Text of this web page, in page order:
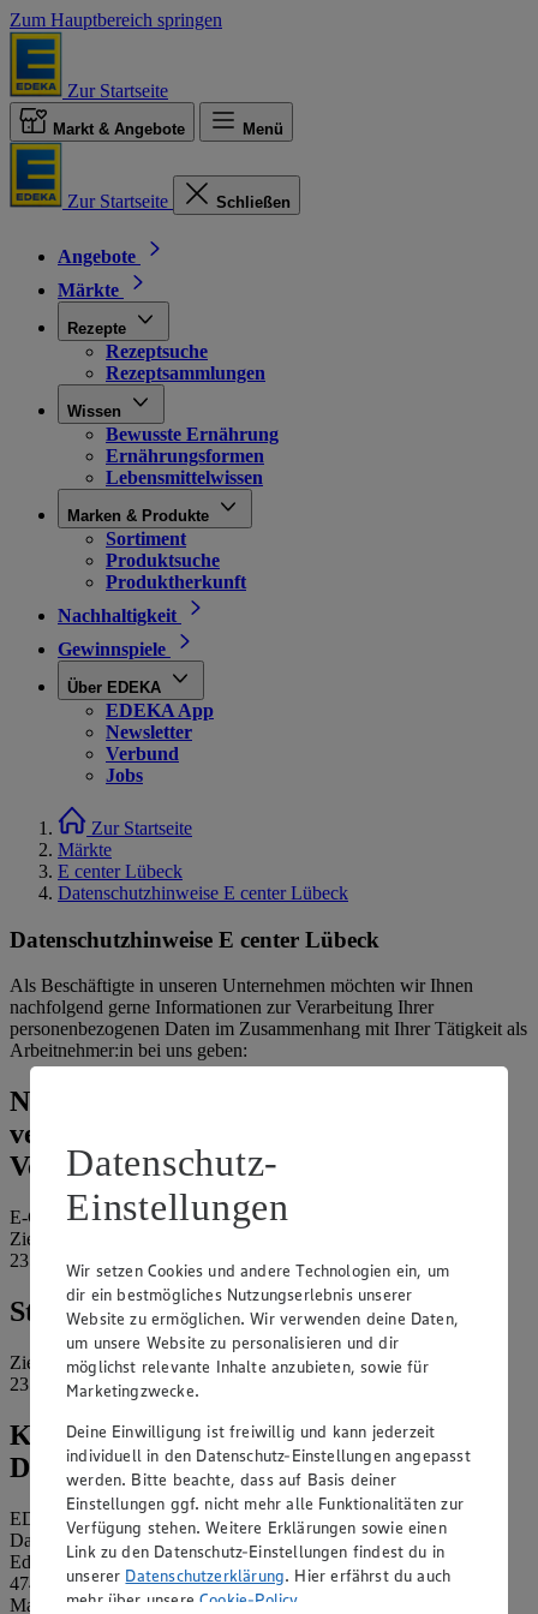
Zum Hauptbereich springen
Zur Startseite
Markt & Angebote Menü
Zur Startseite Schließen
Angebote
Märkte
Rezepte
Rezeptsuche
Rezeptsammlungen
Wissen
Bewusste Ernährung
Ernährungsformen
Lebensmittelwissen
Marken & Produkte
Sortiment
Produktsuche
Produktherkunft
Nachhaltigkeit
Gewinnspiele
Über EDEKA
EDEKA App
Newsletter
Verbund
Jobs
Zur Startseite
Märkte
E center Lübeck
Datenschutzhinweise E center Lübeck
Datenschutzhinweise E center Lübeck
Als Beschäftigte in unseren Unternehmen möchten wir Ihnen
nachfolgend gerne Informationen zur Verarbeitung Ihrer
personenbezogenen Daten im Zusammenhang mit Ihrer Tätigkeit als
Arbeitnehmer:in bei uns geben:
Name und Kontaktdaten der
verantwortlichen Stelle und ggf. deren
Vertretung:
E-Center Lübeck e.K.
Ziegelstraße 2-8
23556 Lübeck
Standort des Marktes:
Ziegelstraße 2-8
23556 Lübeck
Kontaktdaten des betrieblichen
Datenschutzbeauftragten:
EDEKA Nordwest Stiftung & Co. KG
Datenschutzbeauftragter
Edekaplatz 1
47445 Moers
Mail:
nw_datenschutz@edeka.de
Datenschutz-
Einstellungen
Wir setzen Cookies und andere Technologien ein, um
dir ein bestmögliches Nutzungserlebnis unserer
Website zu ermöglichen. Wir verwenden deine Daten,
um unsere Website zu personalisieren und dir
möglichst relevante Inhalte anzubieten, sowie für
Marketingzwecke.
Deine Einwilligung ist freiwillig und kann jederzeit
individuell in den Datenschutz-Einstellungen angepasst
werden. Bitte beachte, dass auf Basis deiner
Einstellungen ggf. nicht mehr alle Funktionalitäten zur
Verfügung stehen. Weitere Erklärungen sowie einen
Link zu den Datenschutz-Einstellungen findest du in
unserer Datenschutzerklärung. Hier erfährst du auch
mehr über unsereCookie-Policy.